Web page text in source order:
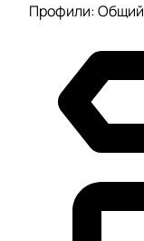
Профили: Общий